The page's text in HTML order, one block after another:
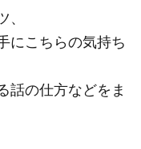
にこちらの気持ち
話の仕方などをま